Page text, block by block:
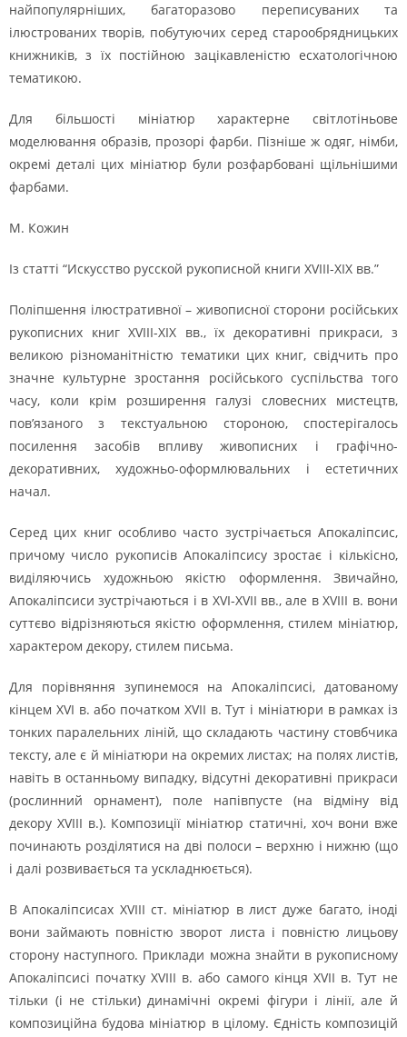
найпопулярніших, багаторазово переписуваних та
ілюстрованих творів, побутуючих серед старообрядницьких
книжників, з їх постійною зацікавленістю есхатологічною
тематикою.
Для більшості мініатюр характерне світлотіньове
моделювання образів, прозорі фарби. Пізніше ж одяг, німби,
окремі деталі цих мініатюр були розфарбовані щільнішими
фарбами.
М. Кожин
Із статті “Искусcтво русской рукописной книги XVIII-XIX вв.”
Поліпшення ілюстративної – живописної сторони російських
рукописних книг XVIII-XIX вв., їх декоративні прикраси, з
великою різноманітністю тематики цих книг, свідчить про
значне культурне зростання російського суспільства того
часу, коли крім розширення галузі словесних мистецтв,
пов’язаного з текстуальною стороною, спостерігалось
посилення засобів впливу живописних і графічно-
декоративних, художньо-оформлювальних і естетичних
начал.
Серед цих книг особливо часто зустрічається Апокаліпсис,
причому число рукописів Апокаліпсису зростає і кількісно,
виділяючись художньою якістю оформлення. Звичайно,
Апокаліпсиси зустрічаються і в ХVI-XVII вв., але в XVIII в. вони
суттєво відрізняються якістю оформлення, стилем мініатюр,
характером декору, стилем письма.
Для порівняння зупинемося на Апокаліпсисі, датованому
кінцем XVI в. або початком XVII в. Тут і мініатюри в рамках із
тонких паралельних ліній, що складають частину стовбчика
тексту, але є й мініатюри на окремих листах; на полях листів,
навіть в останньому випадку, відсутні декоративні прикраси
(рослинний орнамент), поле напівпусте (на відміну від
декору XVIII в.). Композиції мініатюр статичні, хоч вони вже
починають розділятися на дві полоси – верхню і нижню (що
і далі розвивається та ускладнюється).
В Апокаліпсисах XVIII ст. мініатюр в лист дуже багато, іноді
вони займають повністю зворот листа і повністю лицьову
сторону наступного. Приклади можна знайти в рукописному
Апокаліпсисі початку XVIII в. або самого кінця XVII в. Тут не
тільки (і не стільки) динамічні окремі фігури і лінії, але й
композиційна будова мініатюр в цілому. Єдність композицій